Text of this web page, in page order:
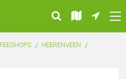
HEERENVEEN